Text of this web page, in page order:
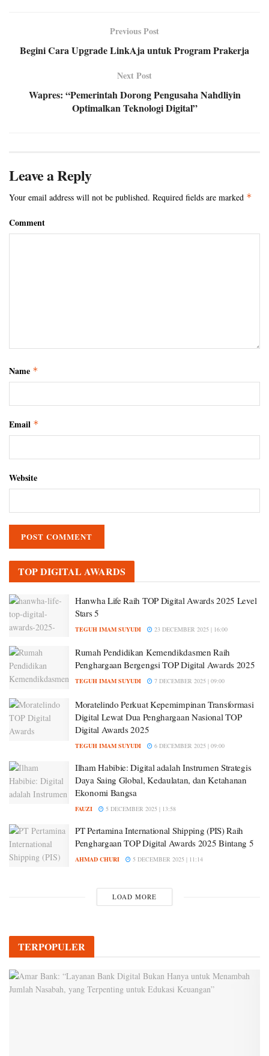
Previous Post
Begini Cara Upgrade LinkAja untuk Program Prakerja
Next Post
Wapres: “Pemerintah Dorong Pengusaha Nahdliyin
Optimalkan Teknologi Digital”
Leave a Reply
Your email address will not be published. Required fields are marked *
Comment
Name *
Email *
Website
TOP DIGITAL AWARDS
Hanwha Life Raih TOP Digital Awards 2025 Level
Stars 5
TEGUH IMAM SUYUDI 23 DECEMBER 2025 | 16:00
Rumah Pendidikan Kemendikdasmen Raih
Penghargaan Bergengsi TOP Digital Awards 2025
TEGUH IMAM SUYUDI 7 DECEMBER 2025 | 09:00
Moratelindo Perkuat Kepemimpinan Transformasi
Digital Lewat Dua Penghargaan Nasional TOP
Digital Awards 2025
TEGUH IMAM SUYUDI 6 DECEMBER 2025 | 09:00
Ilham Habibie: Digital adalah Instrumen Strategis
Daya Saing Global, Kedaulatan, dan Ketahanan
Ekonomi Bangsa
FAUZI 5 DECEMBER 2025 | 13:58
PT Pertamina International Shipping (PIS) Raih
Penghargaan TOP Digital Awards 2025 Bintang 5
AHMAD CHURI 5 DECEMBER 2025 | 11:14
LOAD MORE
TERPOPULER